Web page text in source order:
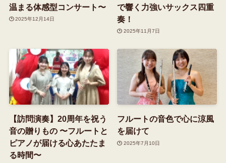
温まる体感型コンサート〜
2025年12月14日
で響く力強いサックス四重
奏！
2025年11月7日
【訪問演奏】20周年を祝う
音の贈りもの 〜フルートと
ピアノが届ける心あたたま
る時間〜
フルートの音色で心に涼風
を届けて
2025年7月10日